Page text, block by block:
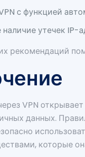
с функцией
утечек IP-
рекомендаций
VPN
данных.
которые